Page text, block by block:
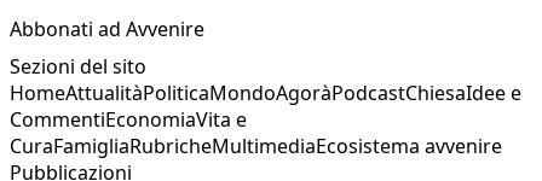
Abbonati ad Avvenire
Sezioni del sito
HomeAttualitàPoliticaMondoAgoràPodcastChiesaIdee e
CommentiEconomiaVita e
CuraFamigliaRubricheMultimediaEcosistema avvenire
Pubblicazioni